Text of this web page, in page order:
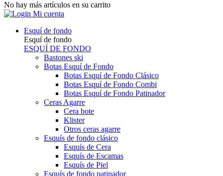
No hay más artículos en su carrito
Mi cuenta
Esquí de fondo
Esquí de fondo
ESQUÍ DE FONDO
Bastones ski
Botas Esquí de Fondo
Botas Esquí de Fondo Clásico
Botas Esquí de Fondo Combi
Botas Esquí de Fondo Patinador
Ceras Agarre
Cera bote
Klister
Otros ceras agarre
Esquís de fondo clásico
Esquís de Cera
Esquís de Escamas
Esquís de Piel
Esquís de fondo patinador